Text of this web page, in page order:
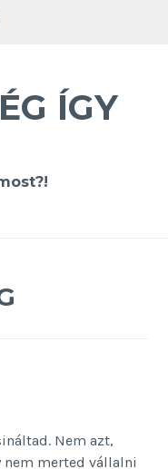
ÍGY
Nem azt,
nem merted vállalni